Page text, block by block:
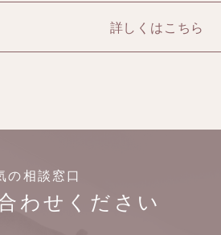
詳しくはこちら
の相談窓口
わせください